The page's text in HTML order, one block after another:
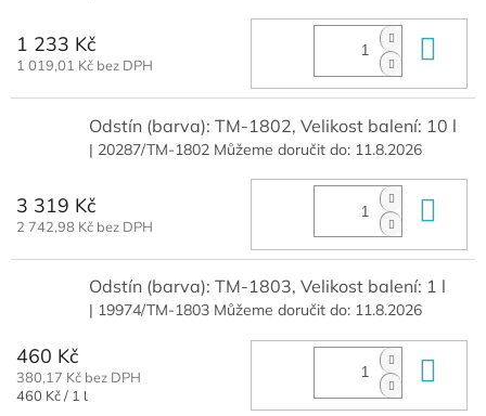
1 233 Kč
1 019,01 Kč bez DPH
Odstín (barva): TM-1802, Velikost balení: 10 l
| 20287/TM-1802 Můžeme doručit do: 11.8.2026
3 319 Kč
2 742,98 Kč bez DPH
Odstín (barva): TM-1803, Velikost balení: 1 l
| 19974/TM-1803 Můžeme doručit do: 11.8.2026
460 Kč
380,17 Kč bez DPH
Měrná
460 Kč / 1 l